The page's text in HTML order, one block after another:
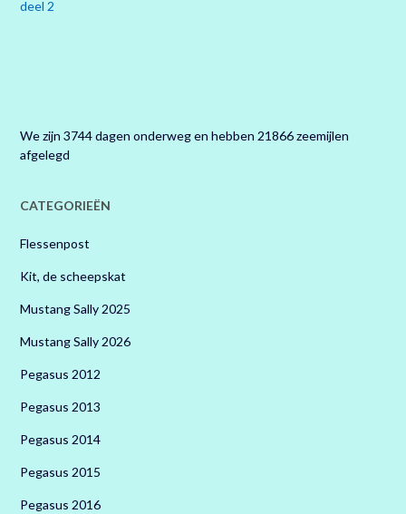
navigatie
deel 2
We zijn 3744 dagen onderweg en hebben 21866 zeemijlen
afgelegd
CATEGORIEËN
Flessenpost
Kit, de scheepskat
Mustang Sally 2025
Mustang Sally 2026
Pegasus 2012
Pegasus 2013
Pegasus 2014
Pegasus 2015
Pegasus 2016